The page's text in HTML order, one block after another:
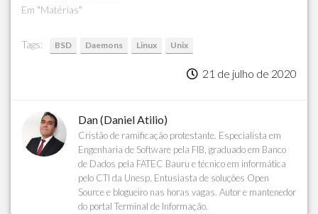
Em "Matérias"
Tags: BSD Daemons Linux Unix
21 de julho de 2020
Dan (Daniel Atilio)
Cristão de ramificação protestante. Especialista em
Engenharia de Software pela FIB, graduado em Banco
de Dados pela FATEC Bauru e técnico em informática
pelo CTI da Unesp. Entusiasta de soluções Open
Source e blogueiro nas horas vagas. Autor e mantenedor
do portal Terminal de Informação.